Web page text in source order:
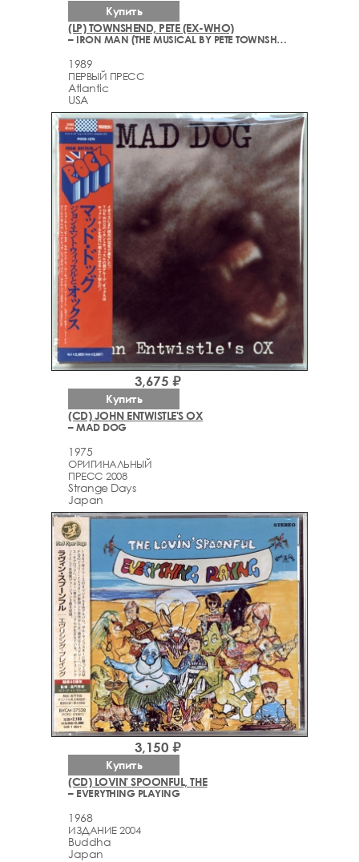
(LP) TOWNSHEND, PETE (EX-WHO)
– IRON MAN (THE MUSICAL BY PETE TOWNSHEND)
1989
ПЕРВЫЙ ПРЕСС
Atlantic
USA
Купить
(CD) JOHN ENTWISTLE'S OX
– MAD DOG
1975
ОРИГИНАЛЬНЫЙ
ПРЕСС 2008
Strange Days
Japan
3,675 ₽
Купить
(CD) LOVIN' SPOONFUL, THE
– EVERYTHING PLAYING
1968
ИЗДАНИЕ 2004
Buddha
Japan
3,150 ₽
Купить